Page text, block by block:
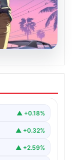
İlk Kez
27…
▲ +0.18%
▲ +0.32%
▲ +2.59%